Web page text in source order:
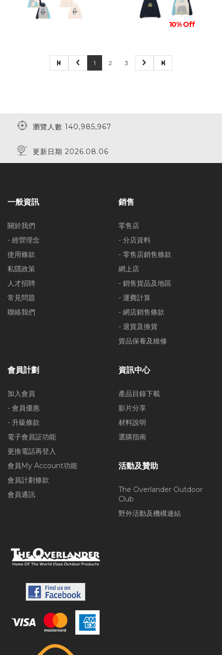
10% Off
1 2 3
瀏覽人數 140,985,967
更新日期 2026.08.06
一般資訊
關於我們
- 經營理念
使用條款
私隱政策
人才招聘
常見問題
聯絡我們
銷售
零售店
- 分店資料
- 零售店銷售條款
網上店
- 銷售貨品及地區
- 運費計算
- 網店銷售條款
- 退貨及換貨
貨品保養及維修
會員計劃
加入會員
- 會員優惠
- 升級條款
電子會員証功能
更換電話再登入
會員My Account功能
會員計劃條款
會員通訊
資訊中心
產品目錄下載
影片分享
材料說明
選購指南
活動及贊助
The Overlander Outdoor
Club
野外活動及機構連結